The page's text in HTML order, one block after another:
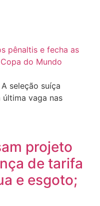
seleção suíça
vaga nas
projeto
de tarifa
e esgoto;